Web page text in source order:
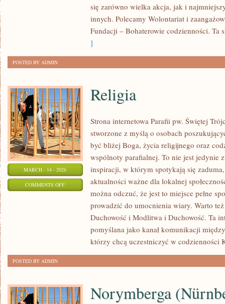
MEDYCYNA
się zarówno wielka akcja, jak i
innych. Polecamy Wolontariat i
Fundacji – Bohaterowie codzienności. Ta
]
POSTED BY ADMIN
MARCH - 14 - 2026
COMMENTS OFFON
Religia
Strona internetowa Parafii pw. Świętej
stworzone z myślą o osobach
być bliżej Boga, życia religijnego oraz
wspólnoty parafialnej. To nie jest jedynie
inspiracji, w którym spotykają się
aktualności ważne dla lokalnej
można odczuć, że jest to miejsce pełne
prowadzić do umocnienia wiary. Warto
Duchowość i Modlitwa i Duchowość. Ta
pomyślana jako kanał komunikacji
którzy chcą uczestniczyć w codzienności
POSTED BY ADMIN
Norymberga